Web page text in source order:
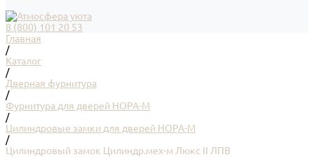
8 (800) 101 20 53
Главная
/
Каталог
/
Дверная фурнитура
/
Фурнитура для дверей НОРА-М
/
Цилиндровые замки для дверей НОРА-М
/
Цилиндровый замок Цилиндр.мех-м Люкс II ЛПВ